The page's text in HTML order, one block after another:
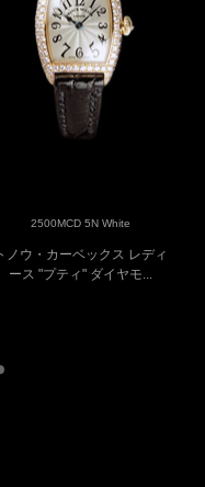
2500MCD 5N White
ノウ・カーベックス レディ
ース "プティ" ダイヤモ...